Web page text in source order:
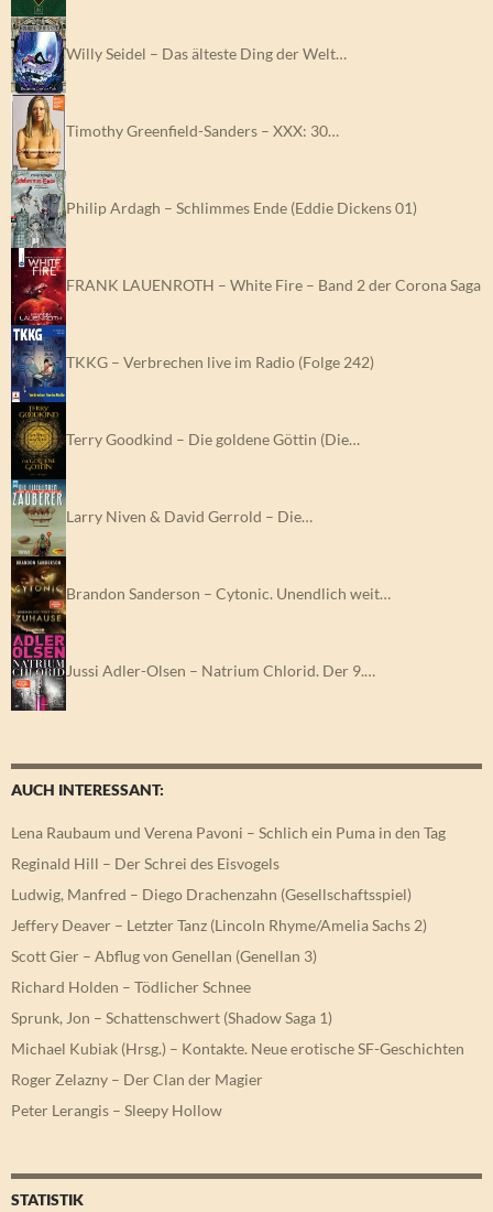
Willy Seidel – Das älteste Ding der Welt…
Timothy Greenfield-Sanders – XXX: 30…
Philip Ardagh – Schlimmes Ende (Eddie Dickens 01)
FRANK LAUENROTH – White Fire – Band 2 der Corona Saga
TKKG – Verbrechen live im Radio (Folge 242)
Terry Goodkind – Die goldene Göttin (Die…
Larry Niven & David Gerrold – Die…
Brandon Sanderson – Cytonic. Unendlich weit…
Jussi Adler-Olsen – Natrium Chlorid. Der 9.…
AUCH INTERESSANT:
Lena Raubaum und Verena Pavoni – Schlich ein Puma in den Tag
Reginald Hill – Der Schrei des Eisvogels
Ludwig, Manfred – Diego Drachenzahn (Gesellschaftsspiel)
Jeffery Deaver – Letzter Tanz (Lincoln Rhyme/Amelia Sachs 2)
Scott Gier – Abflug von Genellan (Genellan 3)
Richard Holden – Tödlicher Schnee
Sprunk, Jon – Schattenschwert (Shadow Saga 1)
Michael Kubiak (Hrsg.) – Kontakte. Neue erotische SF-Geschichten
Roger Zelazny – Der Clan der Magier
Peter Lerangis – Sleepy Hollow
STATISTIK